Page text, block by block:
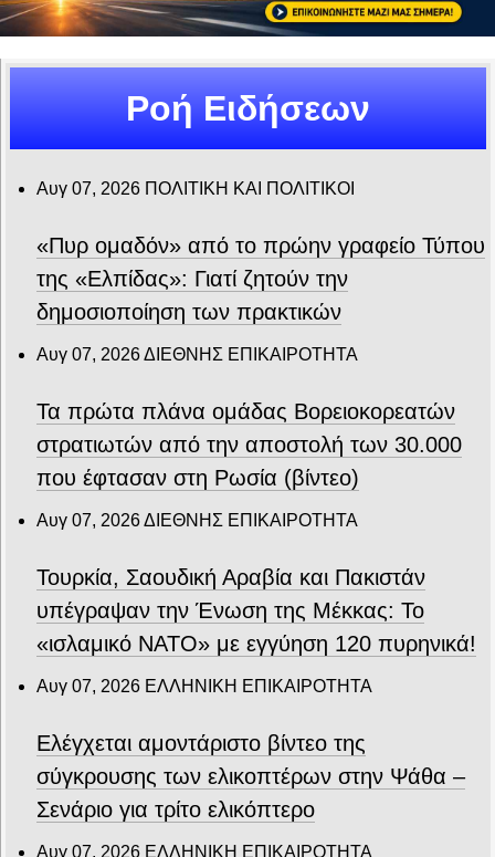
Ροή Ειδήσεων
Αυγ 07, 2026 ΠΟΛΙΤΙΚΗ ΚΑΙ ΠΟΛΙΤΙΚΟΙ
«Πυρ ομαδόν» από το πρώην γραφείο Τύπου
της «Ελπίδας»: Γιατί ζητούν την
δημοσιοποίηση των πρακτικών
Αυγ 07, 2026ΔΙΕΘΝΗΣ ΕΠΙΚΑΙΡΟΤΗΤΑ
Τα πρώτα πλάνα ομάδας Βορειοκορεατών
στρατιωτών από την αποστολή των 30.000
που έφτασαν στη Ρωσία (βίντεο)
Αυγ 07, 2026ΔΙΕΘΝΗΣ ΕΠΙΚΑΙΡΟΤΗΤΑ
Τουρκία, Σαουδική Αραβία και Πακιστάν
υπέγραψαν την Ένωση της Μέκκας: Το
«ισλαμικό ΝΑΤΟ» με εγγύηση 120 πυρηνικά!
Αυγ 07, 2026 ΕΛΛΗΝΙΚΗ ΕΠΙΚΑΙΡΟΤΗΤΑ
Ελέγχεται αμοντάριστο βίντεο της
σύγκρουσης των ελικοπτέρων στην Ψάθα –
Σενάριο για τρίτο ελικόπτερο
Αυγ 07, 2026 ΕΛΛΗΝΙΚΗ ΕΠΙΚΑΙΡΟΤΗΤΑ